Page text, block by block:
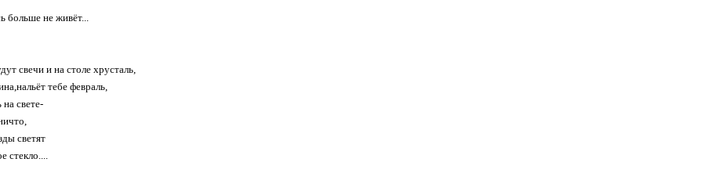
больше не живёт...
свечи и на столе хрусталь,
тебе февраль,
на свете-
светят
стекло....